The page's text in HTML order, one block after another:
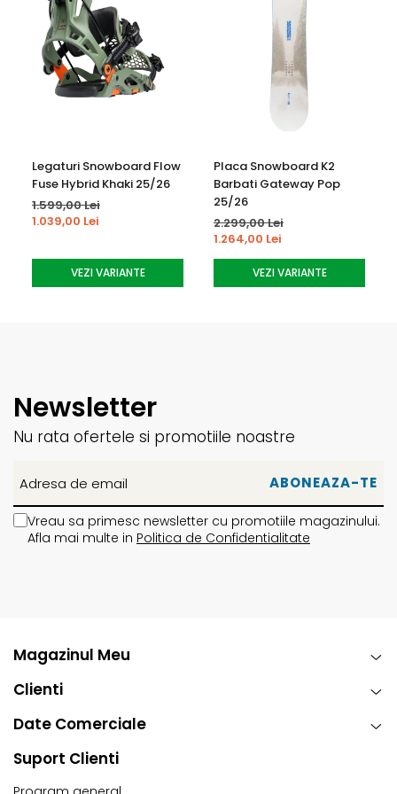
Legaturi Snowboard Flow
Fuse Hybrid Khaki 25/26
1.599,00 Lei
1.039,00 Lei
VEZI VARIANTE
Placa Snowboard K2
Barbati Gateway Pop
25/26
2.299,00 Lei
1.264,00 Lei
VEZI VARIANTE
Newsletter
Nu rata ofertele si promotiile noastre
Vreau sa primesc newsletter cu promotiile magazinului.
Afla mai multe in Politica de Confidentialitate
Magazinul Meu
Clienti
Date Comerciale
Suport Clienti